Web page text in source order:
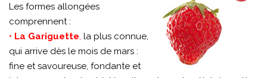
Les formes allongées
comprennent :
• La Gariguette, la plus connue,
qui arrive dès le mois de mars :
fine et savoureuse, fondante et